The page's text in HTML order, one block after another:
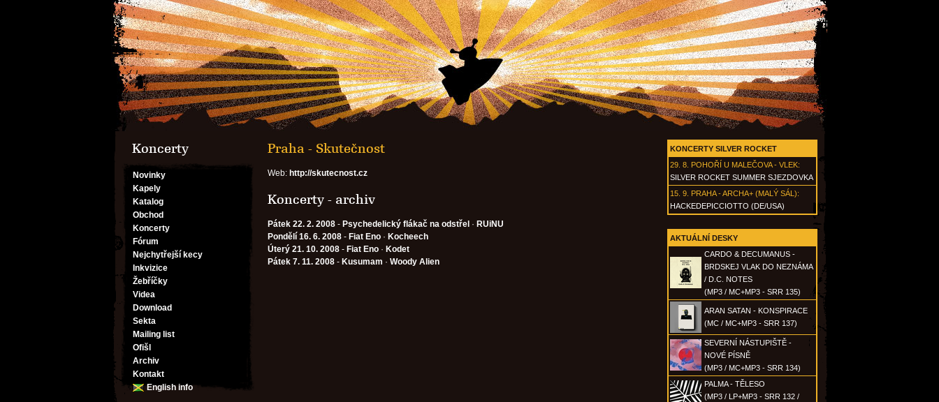
Koncerty
Novinky
Kapely
Katalog
Obchod
Koncerty
Fórum
Nejchytřejší kecy
Inkvizice
Žebříčky
Videa
Download
Sekta
Mailing list
Ofišl
Archiv
Kontakt
English info
KONCERTY SILVER ROCKET
29. 8. POHOŘÍ U MALEČOVA - VLEK:
SILVER ROCKET SUMMER SJEZDOVKA
15. 9. PRAHA - ARCHA+ (MALÝ SÁL):
HACKEDEPICCIOTTO (DE/USA)
AKTUÁLNÍ DESKY
CARDO & DECUMANUS -
BRDSKEJ VLAK DO NEZNÁMA
/ D.C. NOTES
(MP3 / MC+MP3 - SRR 135)
ARAN SATAN - KONSPIRACE
(MC / MC+MP3 - SRR 137)
SEVERNÍ NÁSTUPIŠTĚ -
NOVÉ PÍSNĚ
(MP3 / MC+MP3 - SRR 134)
PALMA - TĚLESO
(MP3 / LP+MP3 - SRR 132 /
Praha - Skutečnost
Web: http://skutecnost.cz
Koncerty - archiv
Pátek 22. 2. 2008 - Psychedelický flákač na odstřel · RUiNU
Pondělí 16. 6. 2008 - Fiat Eno · Kocheech
Úterý 21. 10. 2008 - Fiat Eno · Kodet
Pátek 7. 11. 2008 - Kusumam · Woody Alien